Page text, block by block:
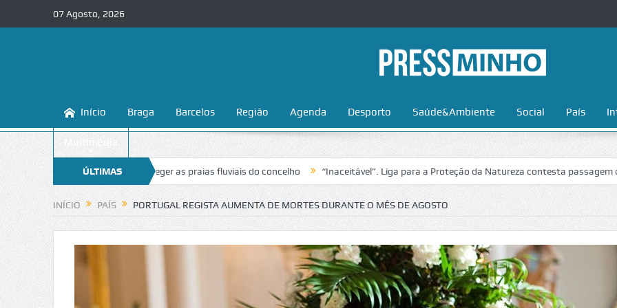
07 Agosto, 2026
Início Braga Barcelos Região Agenda Desporto Saúde&Ambiente Social País
Multimédia
ÚLTIMAS
NOTÍCIAS
a conhecer e proteger as praias fluviais do concelho “Inaceitável”. Liga para a Proteção da Natureza contesta passagem da Volta a
INÍCIO PAÍS PORTUGAL REGISTA AUMENTA DE MORTES DURANTE O MÊS DE AGOSTO